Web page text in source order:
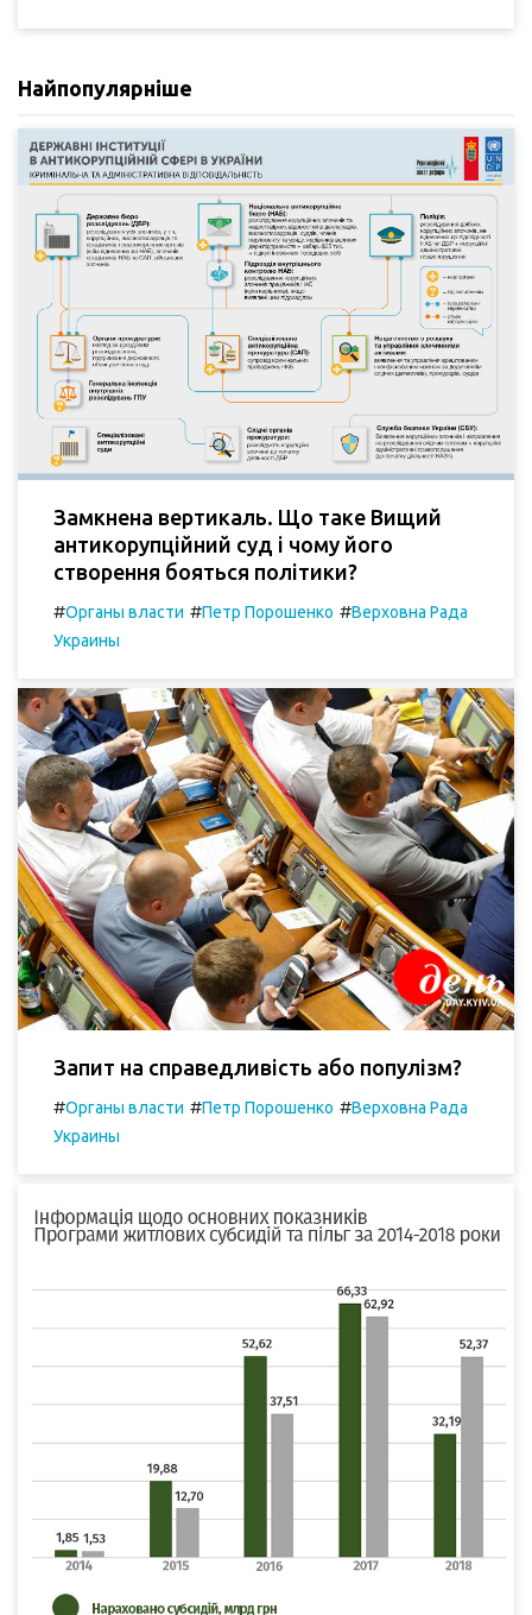
Найпопулярніше
Замкнена вертикаль. Що таке Вищий
антикорупційний суд і чому його
створення бояться політики?
#Органы власти #Петр Порошенко #Верховна Рада
Украины
Запит на справедливість або популізм?
#Органы власти #Петр Порошенко #Верховна Рада
Украины